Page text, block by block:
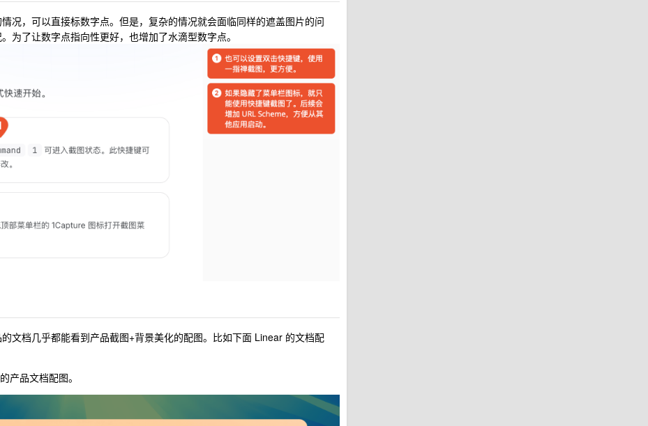
况，可以直接标数字点。但是，复杂的情况就会面临同样的遮盖图片的问
为了让数字点指向性更好，也增加了水滴型数字点。
文档几乎都能看到产品截图+背景美化的配图。比如下面 Linear 的文档配
产品文档配图。